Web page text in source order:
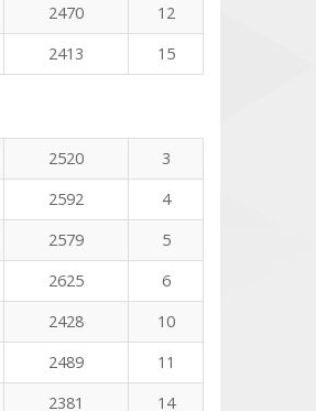
2470
12
2413 15
2520
3
2592
4
2579
5
2625
6
2428
10
2489
11
2381 14